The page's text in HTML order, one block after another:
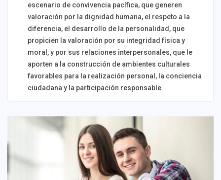
escenario de convivencia pacífica, que generen
valoración por la dignidad humana, el respeto a la
diferencia, el desarrollo de la personalidad, que
propicien la valoración por su integridad física y
moral, y por sus relaciones interpersonales, que le
aporten a la construcción de ambientes culturales
favorables para la realización personal, la conciencia
ciudadana y la participación responsable.